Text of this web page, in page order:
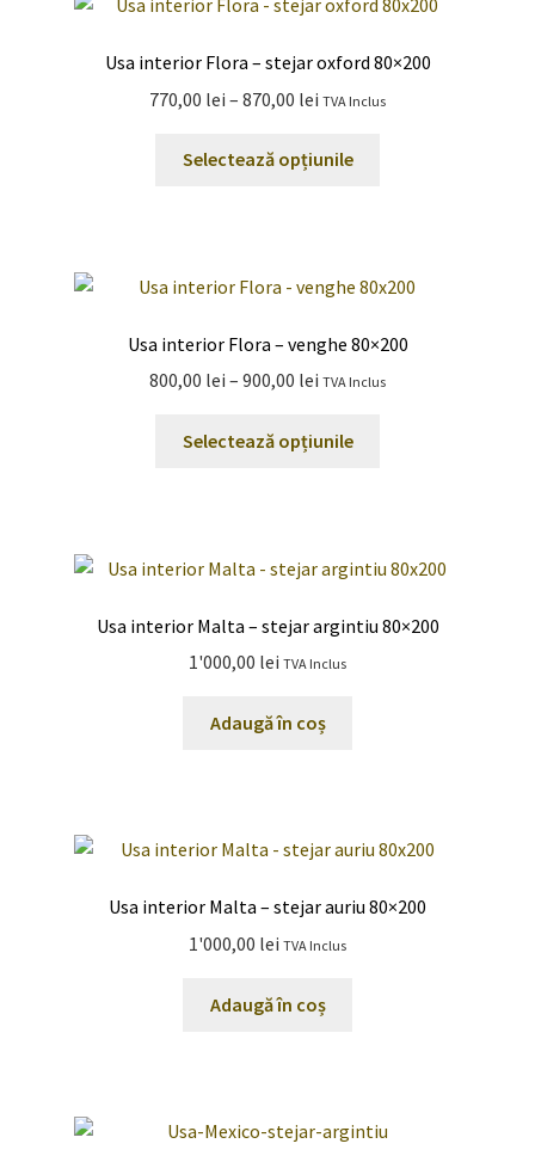
variații.
pot
fi
Usa interior Flora – stejar oxford 80×200
770,00 lei – 870,00 lei Interval
prețuri:
870,00 lei
TVA Inclus
Selectează opțiunile
variații.
pot
fi
Usa interior Flora – venghe 80×200
800,00 lei – 900,00 lei Interval
prețuri:
900,00 lei
TVA Inclus
Selectează opțiunile
variații.
pot
Usa interior Malta – stejar argintiu 80×200
1'000,00 lei TVA Inclus
Adaugă în coș
Usa interior Malta – stejar auriu 80×200
1'000,00 lei TVA Inclus
Adaugă în coș